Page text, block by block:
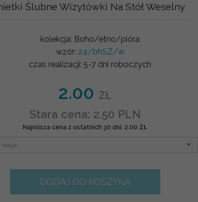
Ślubne Wizytówki Na Stół Weselny
kolekcja: Boho/etno/pióra
wzór: 24/bhSZ/w
czas realizacji: 5-7 dni roboczych
2.00 ZŁ
Stara cena: 2.50 PLN
Najniższa cena z ostatnich 30 dni: 2.00 ZŁ
DODAJ DO KOSZYKA